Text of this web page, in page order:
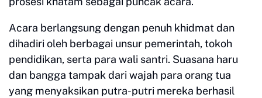
Acara berlangsung dengan penuh khidmat dan
dihadiri oleh berbagai unsur pemerintah, tokoh
pendidikan, serta para wali santri. Suasana haru
dan bangga tampak dari wajah para orang tua
yang menyaksikan putra-putri mereka berhasil